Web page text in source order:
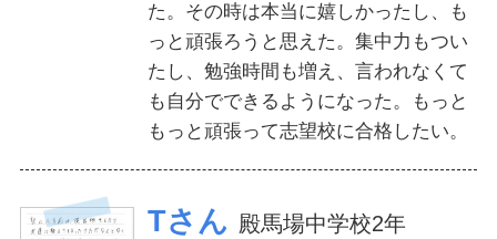
た。その時は本当に嬉しかったし、も
っと頑張ろうと思えた。集中力もつい
たし、勉強時間も増え、言われなくて
も自分でできるようになった。もっと
もっと頑張って志望校に合格したい。
Tさん 殿馬場中学校2年